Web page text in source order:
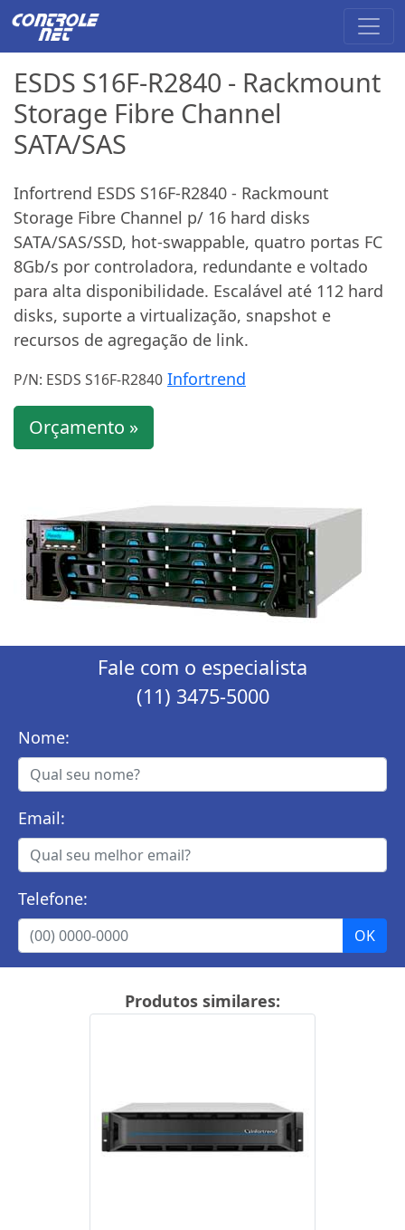
ESDS S16F-R2840 - Rackmount
Storage Fibre Channel
SATA/SAS
Infortrend ESDS S16F-R2840 - Rackmount
Storage Fibre Channel p/ 16 hard disks
SATA/SAS/SSD, hot-swappable, quatro portas FC
8Gb/s por controladora, redundante e voltado
para alta disponibilidade. Escalável até 112 hard
disks, suporte a virtualização, snapshot e
recursos de agregação de link.
P/N: ESDS S16F-R2840 Infortrend
Orçamento »
Fale com o especialista
(11) 3475-5000
Nome:
Email:
Telefone:
Produtos similares: